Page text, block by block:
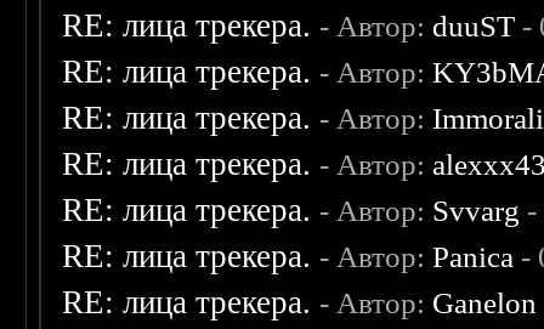
RE: лица трекера. - Автор: duuST -
RE: лица трекера. - Автор:
RE: лица трекера. - Автор:
RE: лица трекера. - Автор:
RE: лица трекера. - Автор: Svvarg -
RE: лица трекера. - Автор:Panica -
RE: лица трекера. - Автор: Ganelon